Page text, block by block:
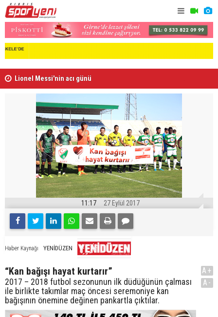
Lionel Messi'nin acı günü
11:17 27 Eylül 2017
Haber Kaynağı YENİDÜZEN
“Kan bağışı hayat kurtarır”
2017 – 2018 futbol sezonunun ilk düdüğünün çalması
ile birlikte takımlar maç öncesi seremoniye kan
bağışının önemine değinen pankartla çıktılar.
A+
A-